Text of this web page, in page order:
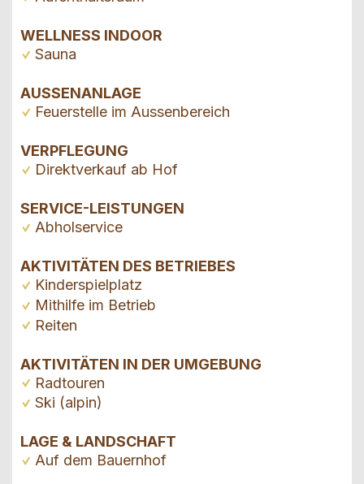
WELLNESS INDOOR
Sauna
AUSSENANLAGE
Feuerstelle im Aussenbereich
VERPFLEGUNG
Direktverkauf ab Hof
SERVICE-LEISTUNGEN
Abholservice
AKTIVITÄTEN DES BETRIEBES
Kinderspielplatz
Mithilfe im Betrieb
Reiten
AKTIVITÄTEN IN DER UMGEBUNG
Radtouren
Ski (alpin)
LAGE & LANDSCHAFT
Auf dem Bauernhof